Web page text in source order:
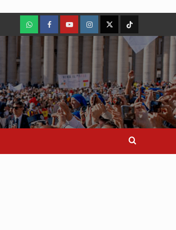
WhatsAppFacebookYoutubeInstagram
X TikTok